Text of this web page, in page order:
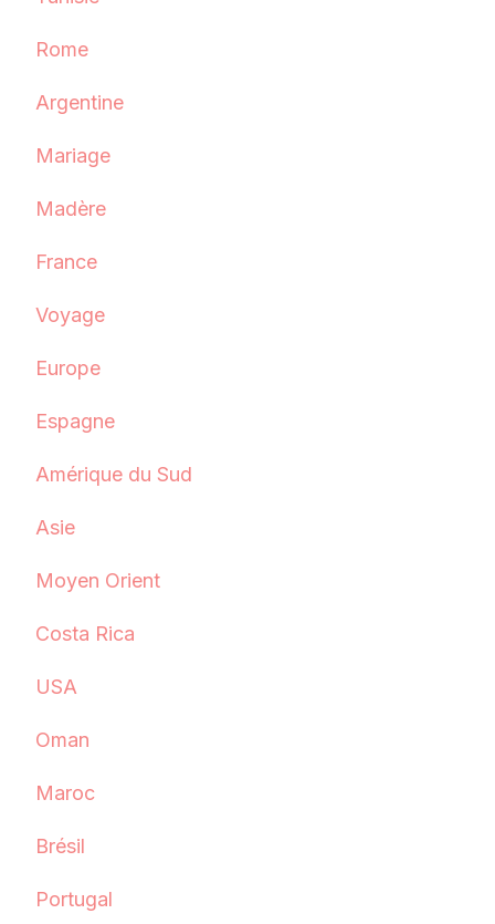
Rome
Argentine
Mariage
Madère
France
Voyage
Europe
Espagne
Amérique du Sud
Asie
Moyen Orient
Costa Rica
USA
Oman
Maroc
Brésil
Portugal